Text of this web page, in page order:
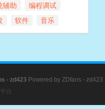
辅助
编程调试
软件 音乐
- zd423 Powered by ZDfans - zd423
台